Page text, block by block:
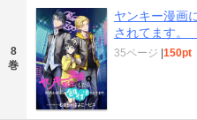
8
巻
ヤンキー漫画
されてます
35ページ 150pt